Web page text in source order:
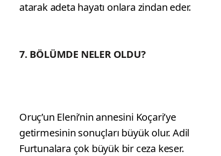
atarak adeta hayatı onlara zindan eder.
7. BÖLÜMDE NELER OLDU?
Oruç’un Eleni’nin annesini Koçari’ye
getirmesinin sonuçları büyük olur. Adil
Furtunalara çok büyük bir ceza keser.